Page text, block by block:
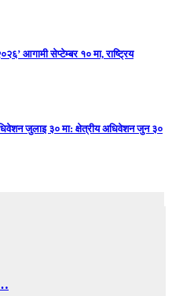
आगामी सेप्टेम्बर १० मा, राष्ट्रिय
जुलाइ ३० मा: क्षेत्रीय अधिवेशन जुन ३०